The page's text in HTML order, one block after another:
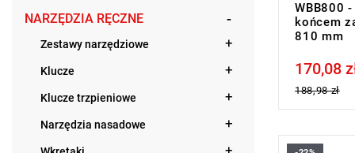
NARZĘDZIA RĘCZNE
Zestawy narzędziowe
Klucze
Klucze trzpieniowe
Narzędzia nasadowe
WBB800
końcem
810 mm
Price tax
170,08
188,98 zł